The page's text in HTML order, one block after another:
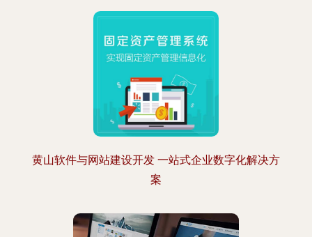
黄山软件与网站建设开发 一站式企业数字化解决方
案